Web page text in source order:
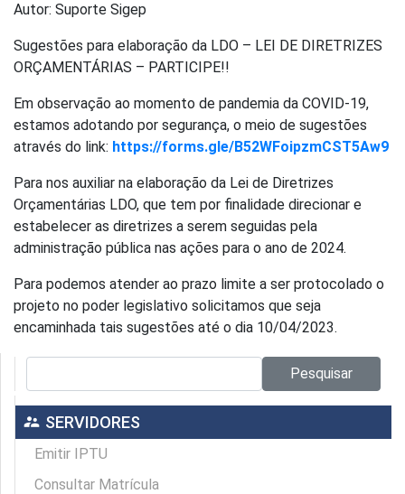
Autor: Suporte Sigep
Sugestões para elaboração da LDO – LEI DE DIRETRIZES
ORÇAMENTÁRIAS – PARTICIPE!!
Em observação ao momento de pandemia da COVID-19,
estamos adotando por segurança, o meio de sugestões
através do link: https://forms.gle/B52WFoipzmCST5Aw9
Para nos auxiliar na elaboração da Lei de Diretrizes
Orçamentárias LDO, que tem por finalidade direcionar e
estabelecer as diretrizes a serem seguidas pela
administração pública nas ações para o ano de 2024.
Para podemos atender ao prazo limite a ser protocolado o
projeto no poder legislativo solicitamos que seja
encaminhada tais sugestões até o dia 10/04/2023.
Pesquisar
supervisor_account SERVIDORES
Emitir IPTU
Consultar Matrícula